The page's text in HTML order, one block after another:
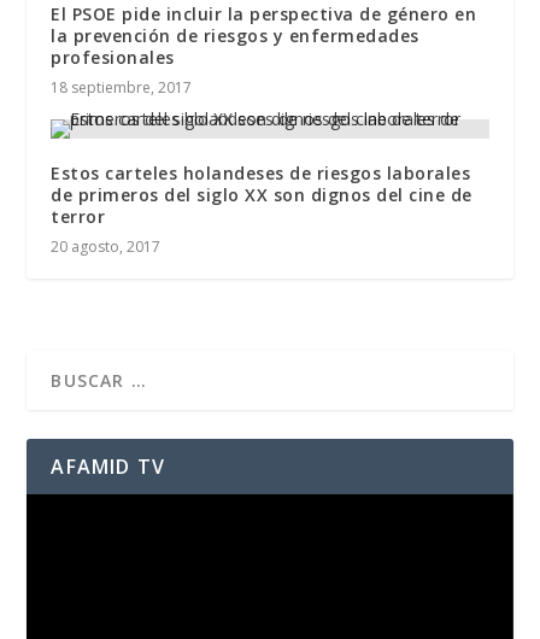
El PSOE pide incluir la perspectiva de género en
la prevención de riesgos y enfermedades
profesionales
18 septiembre, 2017
Estos carteles holandeses de riesgos laborales
de primeros del siglo XX son dignos del cine de
terror
20 agosto, 2017
AFAMID TV